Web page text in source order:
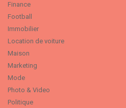
Finance
Football
Immobilier
Location de voiture
Maison
Marketing
Mode
Photo & Video
Politique